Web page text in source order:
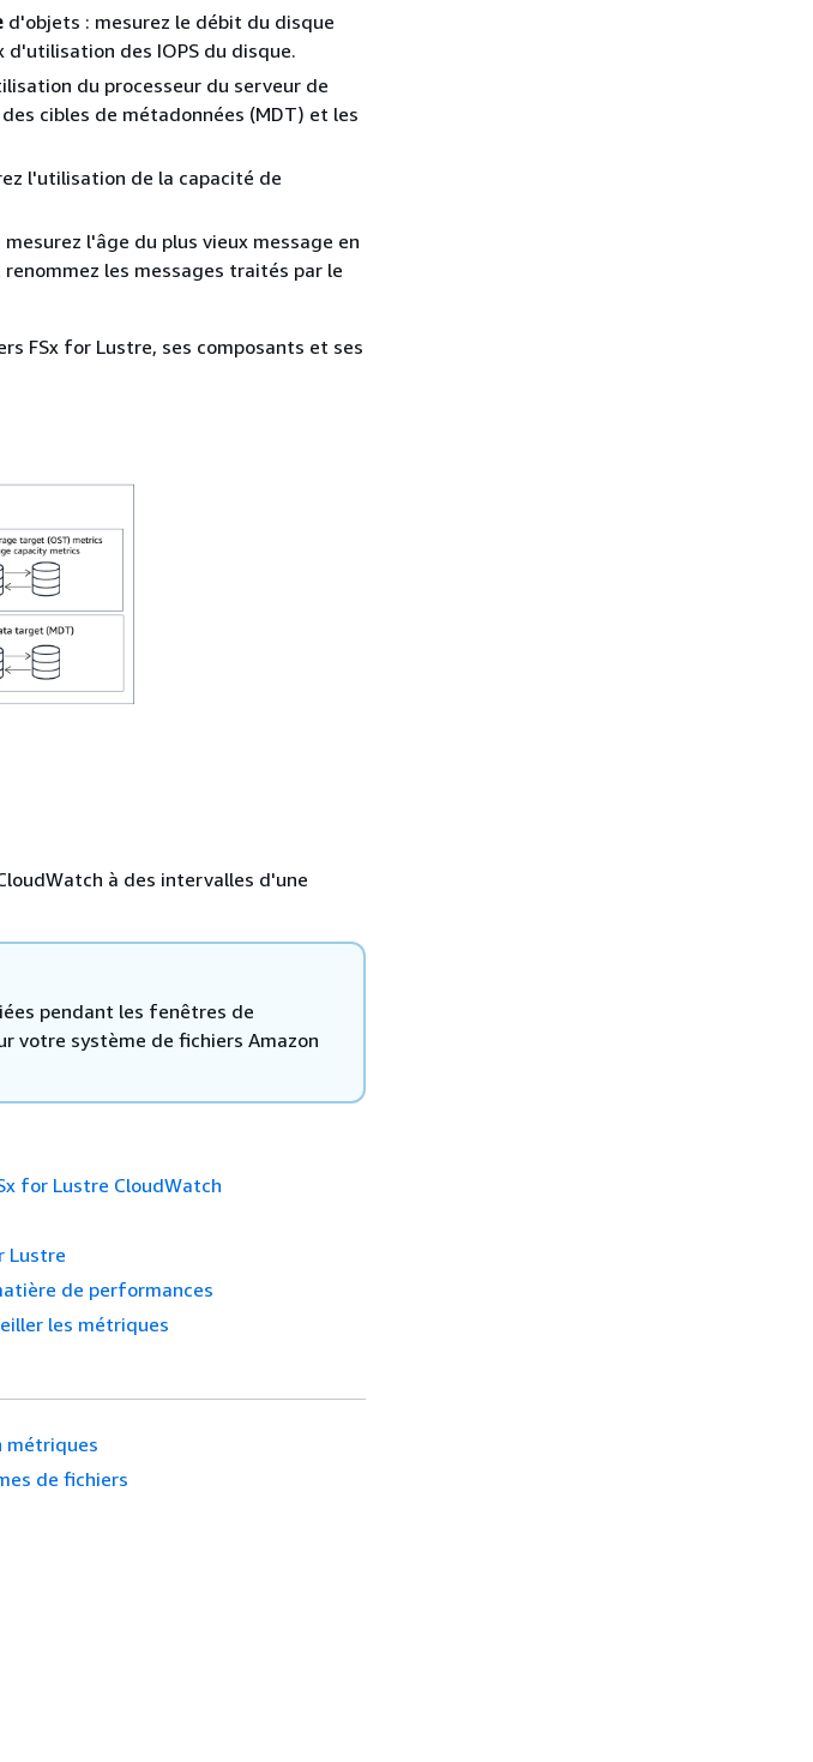
d'objets : mesurez le débit du disque
des IOPS du disque.
du processeur du serveur de
cibles de métadonnées (MDT) et les
l'utilisation de la capacité de
mesurez l'âge du plus vieux message en
les messages traités par le
FSx for Lustre, ses composants et ses
à des intervalles d'une
pendant les fenêtres de
votre système de fichiers Amazon
for Lustre CloudWatch
Lustre
de performances
les métriques
métriques
de fichiers